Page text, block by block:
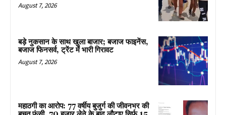
August 7, 2026
बड़े नुकसान के साथ खुला बाजार; बजाज फाइनेंस,
बजाज फिनसर्व, ट्रेंट में भारी गिरावट
August 7, 2026
महाठगी का आरोप: 77 वर्षीय बुजुर्ग की जीवनभर की